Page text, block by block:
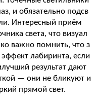
и обязательно подсв
Интересный приём
света, что визуал
важно помнить, что з
лабиринта, если
результат дают
— они не бликуют и
прямой свет.